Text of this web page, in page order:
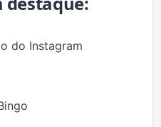
do Instagram